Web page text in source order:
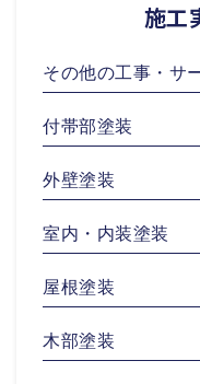
施工
その他の工事・サ
付帯部塗装
外壁塗装
室内・内装塗装
屋根塗装
木部塗装